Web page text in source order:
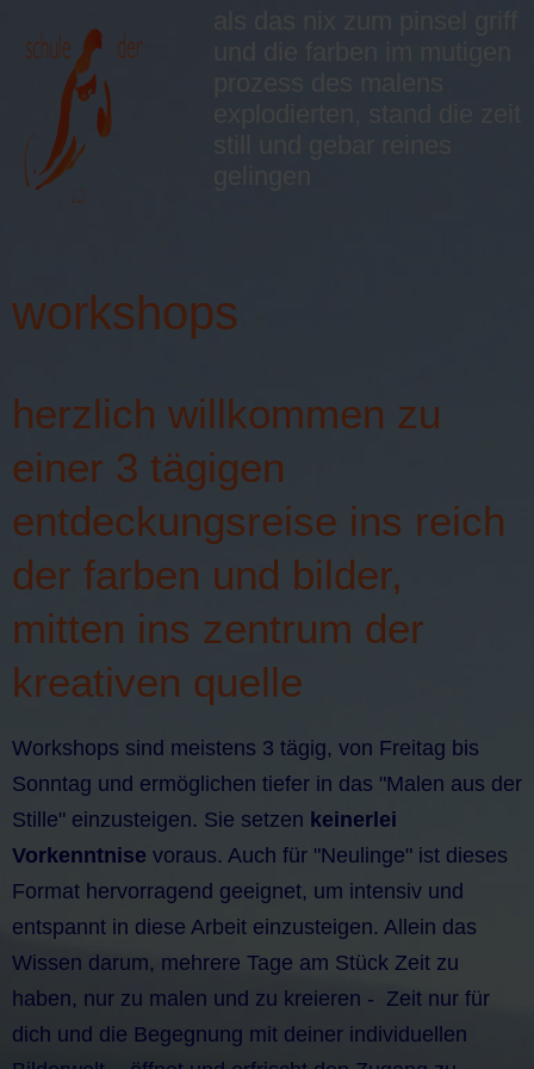
workshops
herzlich willkommen zu
einer 3 tägigen
entdeckungsreise ins reich
der farben und bilder,
mitten ins zentrum der
kreativen quelle
Workshops sind meistens 3 tägig, von Freitag bis
Sonntag und ermöglichen tiefer in das "Malen aus der
Stille" einzusteigen. Sie setzen keinerlei
Vorkenntnise voraus. Auch für "Neulinge" ist dieses
Format hervorragend geeignet, um intensiv und
entspannt in diese Arbeit einzusteigen. Allein das
Wissen darum, mehrere Tage am Stück Zeit zu
haben, nur zu malen und zu kreieren - Zeit nur für
dich und die Begegnung mit deiner individuellen